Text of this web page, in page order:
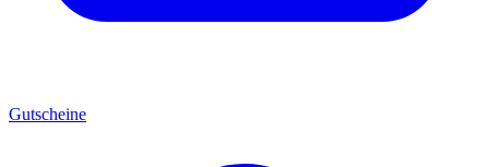
Gutscheine